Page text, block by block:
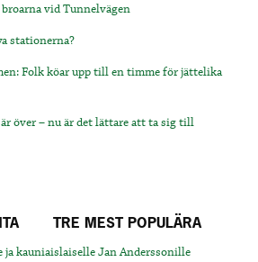
vid Tunnelvägen
stationerna?
Folk köar upp till en timme för jättelika
över – nu är det lättare att ta sig till
TRE MEST POPULÄRA
kauniaislaiselle Jan Anderssonille